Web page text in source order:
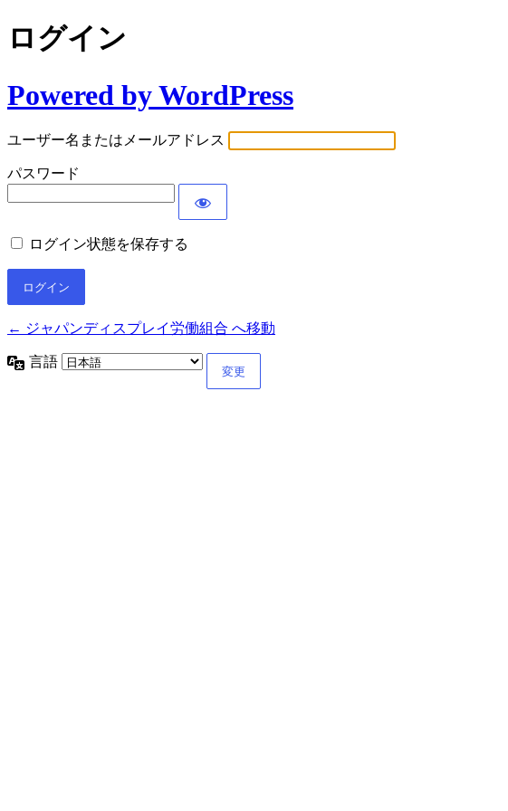
ログイン
Powered by WordPress
ユーザー名またはメールアドレス
パスワード
ログイン状態を保存する
← ジャパンディスプレイ労働組合 へ移動
言語